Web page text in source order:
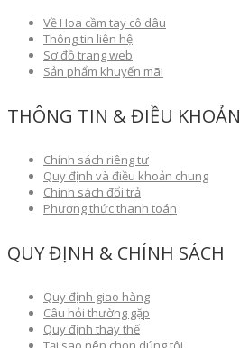
Về Hoa cầm tay cô dâu
Thông tin liên hệ
Sơ đồ trang web
Sản phẩm khuyến mãi
THÔNG TIN & ĐIỀU KHOẢN
Chính sách riêng tư
Quy định và điều khoản chung
Chính sách đổi trả
Phương thức thanh toán
QUY ĐỊNH & CHÍNH SÁCH
Quy định giao hàng
Câu hỏi thường gặp
Quy định thay thế